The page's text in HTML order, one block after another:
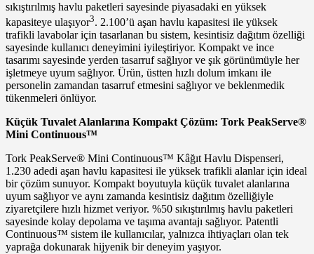
sıkıştırılmış havlu paketleri sayesinde piyasadaki en yüksek
kapasiteye ulaşıyor3. 2.100’ü aşan havlu kapasitesi ile yüksek
trafikli lavabolar için tasarlanan bu sistem, kesintisiz dağıtım özelliği
sayesinde kullanıcı deneyimini iyileştiriyor. Kompakt ve ince
tasarımı sayesinde yerden tasarruf sağlıyor ve şık görünümüyle her
işletmeye uyum sağlıyor. Ürün, üstten hızlı dolum imkanı ile
personelin zamandan tasarruf etmesini sağlıyor ve beklenmedik
tükenmeleri önlüyor.
Küçük Tuvalet Alanlarına Kompakt Çözüm: Tork PeakServe®
Mini Continuous™
Tork PeakServe® Mini Continuous™ Kâğıt Havlu Dispenseri,
1.230 adedi aşan havlu kapasitesi ile yüksek trafikli alanlar için ideal
bir çözüm sunuyor. Kompakt boyutuyla küçük tuvalet alanlarına
uyum sağlıyor ve aynı zamanda kesintisiz dağıtım özelliğiyle
ziyaretçilere hızlı hizmet veriyor. %50 sıkıştırılmış havlu paketleri
sayesinde kolay depolama ve taşıma avantajı sağlıyor. Patentli
Continuous™ sistem ile kullanıcılar, yalnızca ihtiyaçları olan tek
yaprağa dokunarak hijyenik bir deneyim yaşıyor.